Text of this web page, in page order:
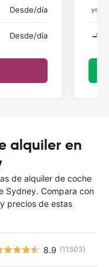
Desde/día
Desde/día
alquiler en
de alquiler de coche
Sydney. Compara con
precios de estas
8.9 (11503)